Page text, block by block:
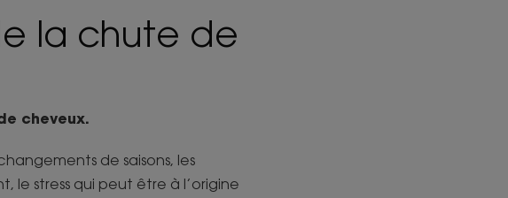
la chute de
cheveux.
de saisons, les
le stress qui peut être à l’origine